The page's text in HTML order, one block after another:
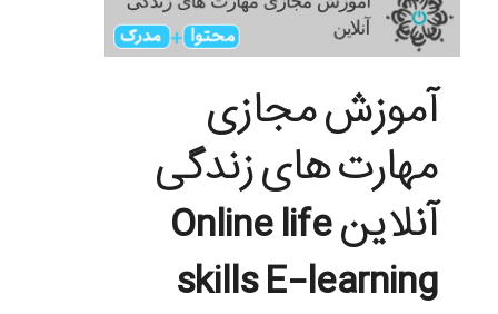
آموزش مجازی
مهارت های زندگی
آنلاین Online life
skills E-learning